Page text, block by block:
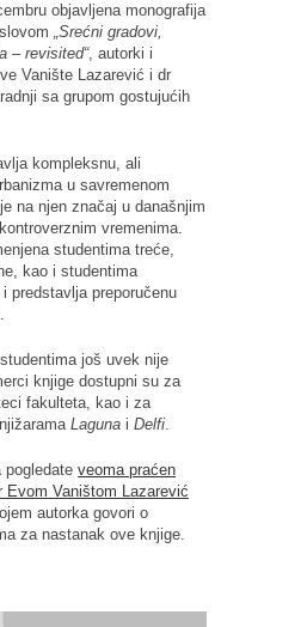
objavljena monografija
„Srećni gradovi,
– revisited“, autorki i
Vanište Lazarević i dr
sa grupom gostujućih
kompleksnu, ali
u savremenom
na njen značaj u današnjim
vremenima.
studentima treće,
kao i studentima
predstavlja preporučenu
još uvek nije
knjige dostupni su za
fakulteta, kao i za
Laguna i Delfi.
pogledate veoma praćen
Evom Vaništom Lazarević
autorka govori o
za nastanak ove knjige.